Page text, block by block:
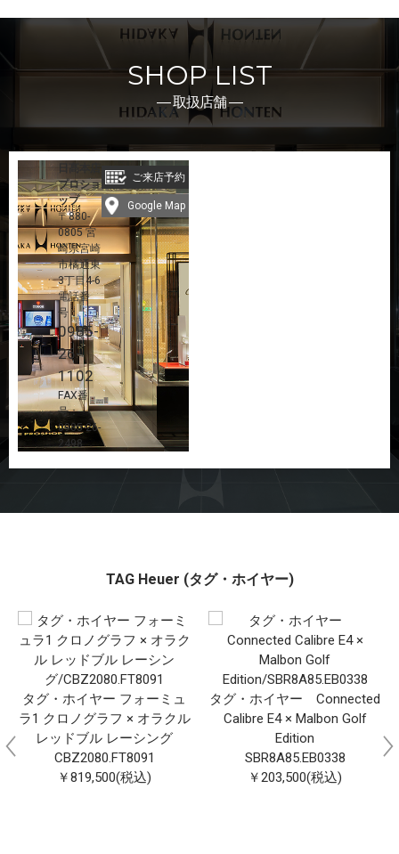
SHOP LIST
― 取扱店舗 ―
日髙本店
プロショ
ップ
〒880-
0805 宮
崎県宮崎
市橘通東
3丁目4-6
電話番
号：
0985-
26-
1102
FAX番
号：
0985-26-
2498
ご来店予約
Google Map
TAG Heuer (タグ・ホイヤー)
タグ・ホイヤー フォーミュ
ラ1 クロノグラフ × オラクル
レッドブル レーシング
CBZ2080.FT8091
￥819,500(税込)
タグ・ホイヤー Connected
Calibre E4 × Malbon Golf
Edition
SBR8A85.EB0338
￥203,500(税込)